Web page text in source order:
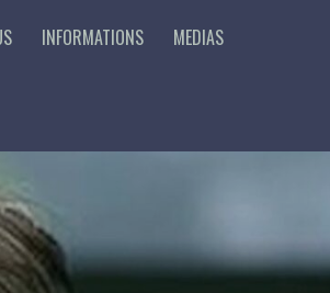
INFORMATIONS MEDIAS